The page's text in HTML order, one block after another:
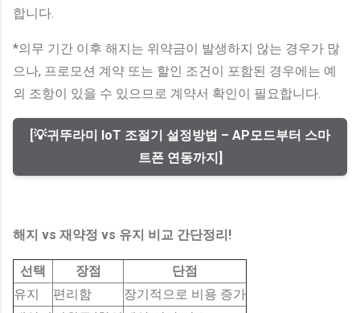
합니다.
*의무 기간 이후 해지는 위약금이 발생하지 않는 경우가 많
으나, 프로모션 계약 또는 할인 조건이 포함된 경우에는 예
외 조항이 있을 수 있으므로 계약서 확인이 필요합니다.
[💡귀뚜라미 IoT 조절기 설정방법 – AP모드부터 스마
트폰 연동까지]
해지 vs 재약정 vs 유지 비교 간단정리!
선택 장점
단점
유지
편리함
장기적으로 비용 증가